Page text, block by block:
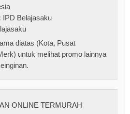
IPD Belajasaku
diatas (Kota, Pusat
untuk melihat promo lainnya